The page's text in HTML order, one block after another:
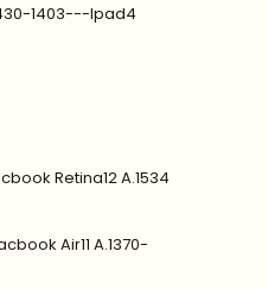
1403---Ipad4
Retina12 A.1534
Air11 A.1370-